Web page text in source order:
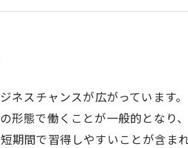
を理解して、自分のキャリアを築
でのキャリア形成のための第一歩
スチャンスが広がっています
形態で働くことが一般的となり
期間で習得しやすいことが含ま